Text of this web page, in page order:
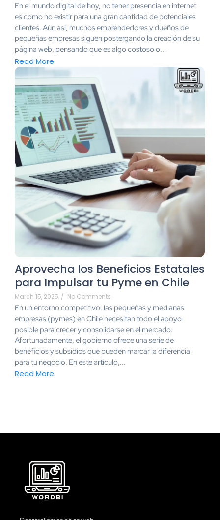
En el mundo digital de hoy, no tener presencia en internet
es como no existir para una gran cantidad de potenciales
clientes. Aún así, muchos emprendedores y dueños de
pequeñas empresas siguen postergando la creación de su
página web, pensando que es algo costoso o...
Read More
Aprovecha los Beneficios Estatales
para Impulsar tu Pyme en Chile
March 15, 2025 / No Comments
En un entorno competitivo, las pequeñas y medianas
empresas (pymes) en Chile necesitan todo el apoyo
posible para crecer y consolidarse en el mercado.
Afortunadamente, el gobierno ofrece una serie de
beneficios y subsidios que pueden marcar la diferencia
para tu negocio. En este artículo,...
Read More